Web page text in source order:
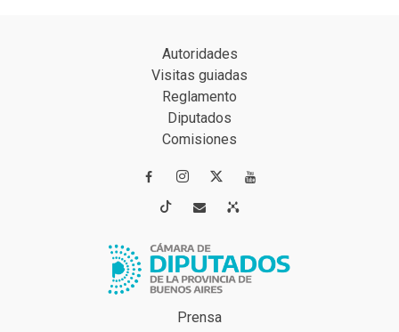
Autoridades
Visitas guiadas
Reglamento
Diputados
Comisiones
 
 
Prensa